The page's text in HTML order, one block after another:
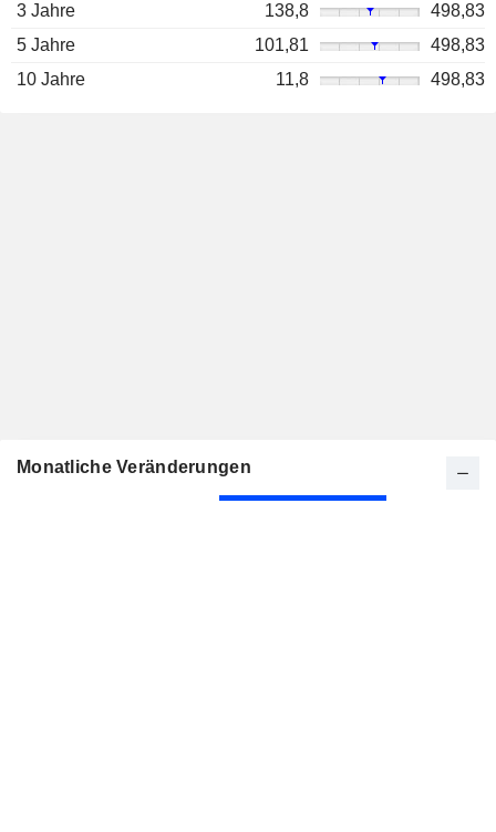
3 Jahre
138,8
498,83
5 Jahre
101,81
498,83
10 Jahre
11,8 498,83
Monatliche Veränderungen